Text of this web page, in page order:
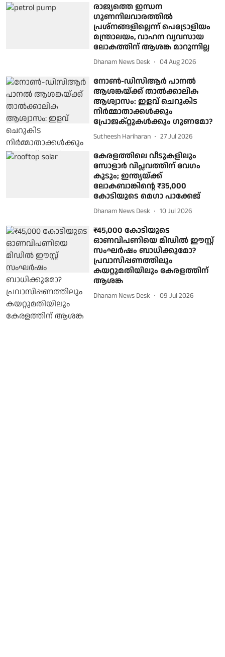
രാജ്യത്തെ ഇന്ധന
ഗുണനിലവാരത്തില്‍
പ്രശ്‌നങ്ങളില്ലെന്ന് പെട്രോളിയം
മന്ത്രാലയം, വാഹന വ്യവസായ
ലോകത്തിന് ആശങ്ക മാറുന്നില്ല
Dhanam News Desk 04 Aug 2026
നോൺ-ഡിസിആർ പാനൽ
ആശങ്കയ്ക്ക് താൽക്കാലിക
ആശ്വാസം: ഇളവ് ചെറുകിട
നിർമ്മാതാക്കൾക്കും
പ്രോജക്റ്റുകൾക്കും ഗുണമോ?
Sutheesh Hariharan 27 Jul 2026
കേരളത്തിലെ വീടുകളിലും
സോളാര്‍ വിപ്ലവത്തിന് വേഗം
കൂടും; ഇന്ത്യയ്ക്ക്
ലോകബാങ്കിന്റെ ₹35,000
കോടിയുടെ മെഗാ പാക്കേജ്
Dhanam News Desk 10 Jul 2026
₹45,000 കോടിയുടെ
ഓണവിപണിയെ മിഡില്‍ ഈസ്റ്റ്
സംഘര്‍ഷം ബാധിക്കുമോ?
പ്രവാസിപ്പണത്തിലും
കയറ്റുമതിയിലും കേരളത്തിന്
ആശങ്ക
Dhanam News Desk 09 Jul 2026